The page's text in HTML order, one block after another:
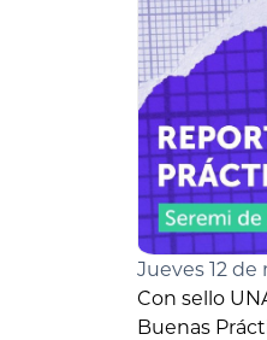
Jueves 12 de
Con sello
Buenas